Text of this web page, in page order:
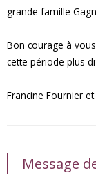
grande famille
Bon courage à
cette période plus
Francine Fournier
Message